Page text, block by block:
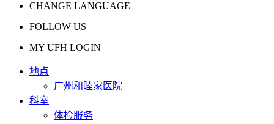
CHANGE LANGUAGE
FOLLOW US
MY UFH LOGIN
地点
广州和睦家医院
科室
体检服务